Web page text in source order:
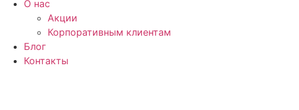
О нас
Акции
Корпоративным клиентам
Блог
Контакты